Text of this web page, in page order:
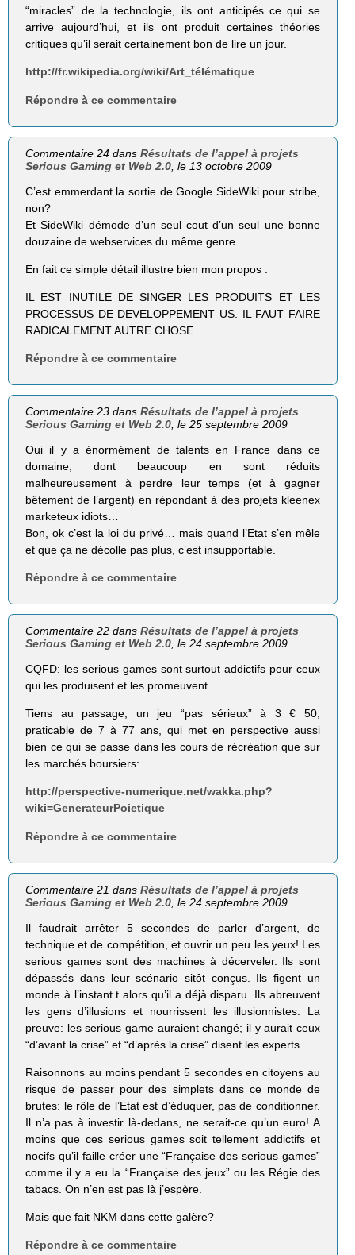
“miracles” de la technologie, ils ont anticipés ce qui se
arrive aujourd’hui, et ils ont produit certaines théories
critiques qu’il serait certainement bon de lire un jour.
http://fr.wikipedia.org/wiki/Art_télématique
Répondre à ce commentaire
Commentaire 24 dansRésultats de l’appel à projets
Serious Gaming et Web 2.0 , le 13 octobre 2009
C’est emmerdant la sortie de Google SideWiki pour stribe,
non?
Et SideWiki démode d’un seul cout d’un seul une bonne
douzaine de webservices du même genre.
En fait ce simple détail illustre bien mon propos :
IL EST INUTILE DE SINGER LES PRODUITS ET LES
PROCESSUS DE DEVELOPPEMENT US. IL FAUT FAIRE
RADICALEMENT AUTRE CHOSE.
Répondre à ce commentaire
Commentaire 23 dansRésultats de l’appel à projets
Serious Gaming et Web 2.0 , le 25 septembre 2009
Oui il y a énormément de talents en France dans ce
domaine, dont beaucoup en sont réduits
malheureusement à perdre leur temps (et à gagner
bêtement de l’argent) en répondant à des projets kleenex
marketeux idiots…
Bon, ok c’est la loi du privé… mais quand l’Etat s’en mêle
et que ça ne décolle pas plus, c’est insupportable.
Répondre à ce commentaire
Commentaire 22 dansRésultats de l’appel à projets
Serious Gaming et Web 2.0, le 24 septembre 2009
CQFD: les serious games sont surtout addictifs pour ceux
qui les produisent et les promeuvent…
Tiens au passage, un jeu “pas sérieux” à 3 € 50,
praticable de 7 à 77 ans, qui met en perspective aussi
bien ce qui se passe dans les cours de récréation que sur
les marchés boursiers:
http://perspective-numerique.net/wakka.php?
wiki=GenerateurPoietique
Répondre à ce commentaire
Commentaire 21 dansRésultats de l’appel à projets
Serious Gaming et Web 2.0 , le 24 septembre 2009
Il faudrait arrêter 5 secondes de parler d’argent, de
technique et de compétition, et ouvrir un peu les yeux! Les
serious games sont des machines à décerveler. Ils sont
dépassés dans leur scénario sitôt conçus. Ils figent un
monde à l’instant t alors qu’il a déjà disparu. Ils abreuvent
les gens d’illusions et nourrissent les illusionnistes. La
preuve: les serious game auraient changé; il y aurait ceux
“d’avant la crise” et “d’après la crise” disent les experts…
Raisonnons au moins pendant 5 secondes en citoyens au
risque de passer pour des simplets dans ce monde de
brutes: le rôle de l’Etat est d’éduquer, pas de conditionner.
Il n’a pas à investir là-dedans, ne serait-ce qu’un euro! A
moins que ces serious games soit tellement addictifs et
nocifs qu’il faille créer une “Française des serious games”
comme il y a eu la “Française des jeux” ou les Régie des
tabacs. On n’en est pas là j’espère.
Mais que fait NKM dans cette galère?
Répondre à ce commentaire